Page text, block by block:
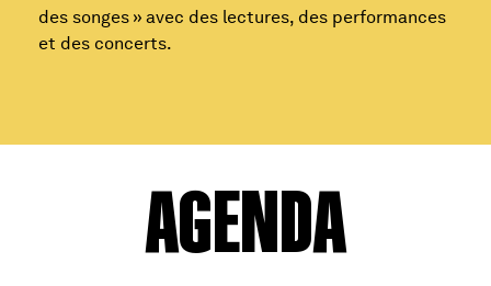
des songes » avec des lectures, des performances
et des concerts.
AGENDA